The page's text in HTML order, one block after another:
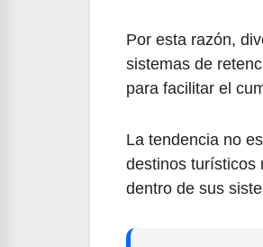
Por esta razón,
sistemas de
para facilitar el
La tendencia no
destinos turísticos
dentro de sus